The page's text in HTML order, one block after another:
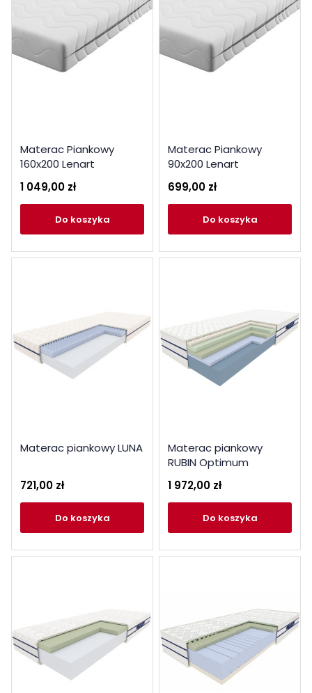
Materac Piankowy
160x200 Lenart
1 049,00 zł
do koszyka
Materac Piankowy
90x200 Lenart
699,00 zł
do koszyka
Materac piankowy LUNA
721,00 zł
do koszyka
Materac piankowy
RUBIN Optimum
1 972,00 zł
do koszyka